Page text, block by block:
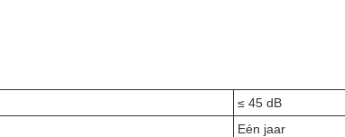
≤ 45 dB
Eén jaar